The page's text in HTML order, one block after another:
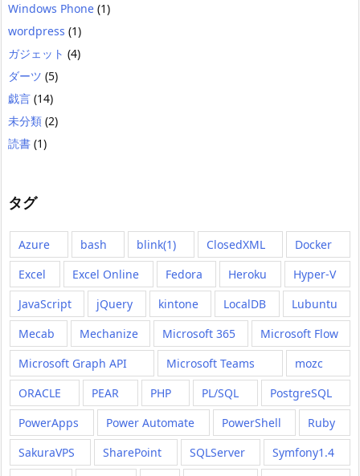
Windows Phone (1)
wordpress (1)
ガジェット (4)
ダーツ (5)
戯言 (14)
未分類 (2)
読書 (1)
タグ
Azure bash blink(1) ClosedXML
Docker
Excel
Excel Online Fedora Heroku
Hyper-V
JavaScript
jQuery kintone LocalDB
Lubuntu
Mecab
Mechanize Microsoft 365
Microsoft Flow
Microsoft Graph API
Microsoft Teams
mozc
ORACLE
PEAR PHP PL/SQL
PostgreSQL
PowerApps
Power Automate PowerShell
Ruby
SakuraVPS
SharePoint SQLServer
Symfony1.4